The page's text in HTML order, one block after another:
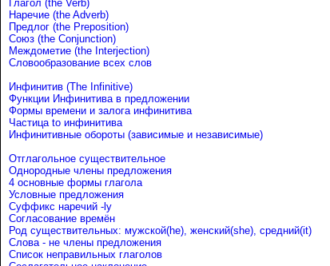
Глагол (the Verb)
Наречие (the Adverb)
Предлог (the Preposition)
Союз (the Conjunction)
Междометие (the Interjection)
Словообразование всех слов
Инфинитив (The Infinitive)
Функции Инфинитива в предложении
Формы времени и залога инфинитива
Частица to инфинитива
Инфинитивные обороты (зависимые и независимые)
Отглагольное существительное
Однородные члены предложения
4 основные формы глагола
Условные предложения
Cуффикс наречий -ly
Согласование времён
Род существительных: мужской(he), женский(she), средний(it)
Слова - не члены предложения
Список неправильных глаголов